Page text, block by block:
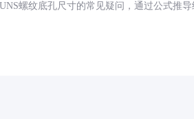
螺纹底孔尺寸的常见疑问，通过公式推